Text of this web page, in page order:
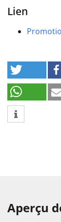
Lien
Aperçu